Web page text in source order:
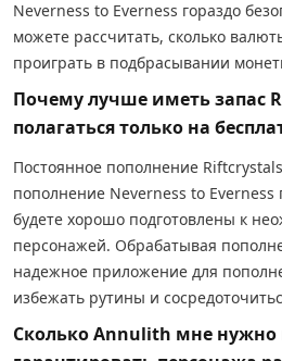
Neverness to Everness гораздо
можете рассчитать, сколько
проиграть в подбрасывании
Почему лучше иметь запас
полагаться только на
Постоянное пополнение
пополнение Neverness to Everness
будете хорошо подготовлены к
персонажей. Обрабатывая
надежное приложение для
избежать рутины и
Сколько Annulith мне нужно